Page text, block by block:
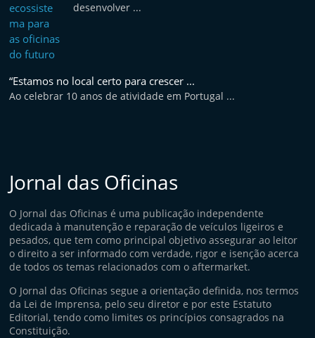
l
desenvolver ...
“Estamos no local certo para crescer ...
Ao celebrar 10 anos de atividade em Portugal ...
Jornal das Oficinas
O Jornal das Oficinas é uma publicação independente
dedicada à manutenção e reparação de veículos ligeiros e
pesados, que tem como principal objetivo assegurar ao leitor
o direito a ser informado com verdade, rigor e isenção acerca
de todos os temas relacionados com o aftermarket.
O Jornal das Oficinas segue a orientação definida, nos termos
da Lei de Imprensa, pelo seu diretor e por este Estatuto
Editorial, tendo como limites os princípios consagrados na
Constituição.